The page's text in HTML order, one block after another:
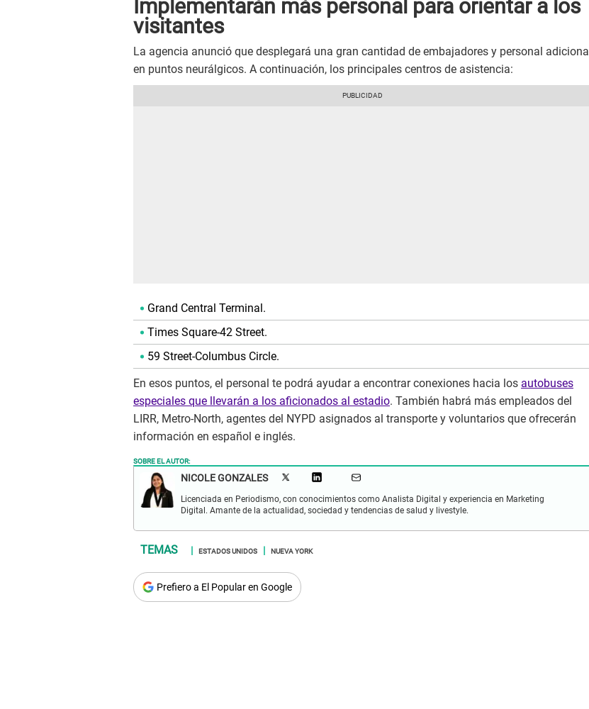
Implementarán más personal para orientar a los
visitantes
La agencia anunció que desplegará una gran cantidad de embajadores y personal adicional
en puntos neurálgicos. A continuación, los principales centros de asistencia:
Grand Central Terminal.
Times Square-42 Street.
59 Street-Columbus Circle.
En esos puntos, el personal te podrá ayudar a encontrar conexiones hacia los autobuses
especiales que llevarán a los aficionados al estadio. También habrá más empleados del
LIRR, Metro-North, agentes del NYPD asignados al transporte y voluntarios que ofrecerán
información en español e inglés.
SOBRE EL AUTOR:
NICOLE GONZALES
Licenciada en Periodismo, con conocimientos como Analista Digital y experiencia en Marketing
Digital. Amante de la actualidad, sociedad y tendencias de salud y livestyle.
ESTADOS UNIDOS NUEVA YORK
Prefiero a El Popular en Google